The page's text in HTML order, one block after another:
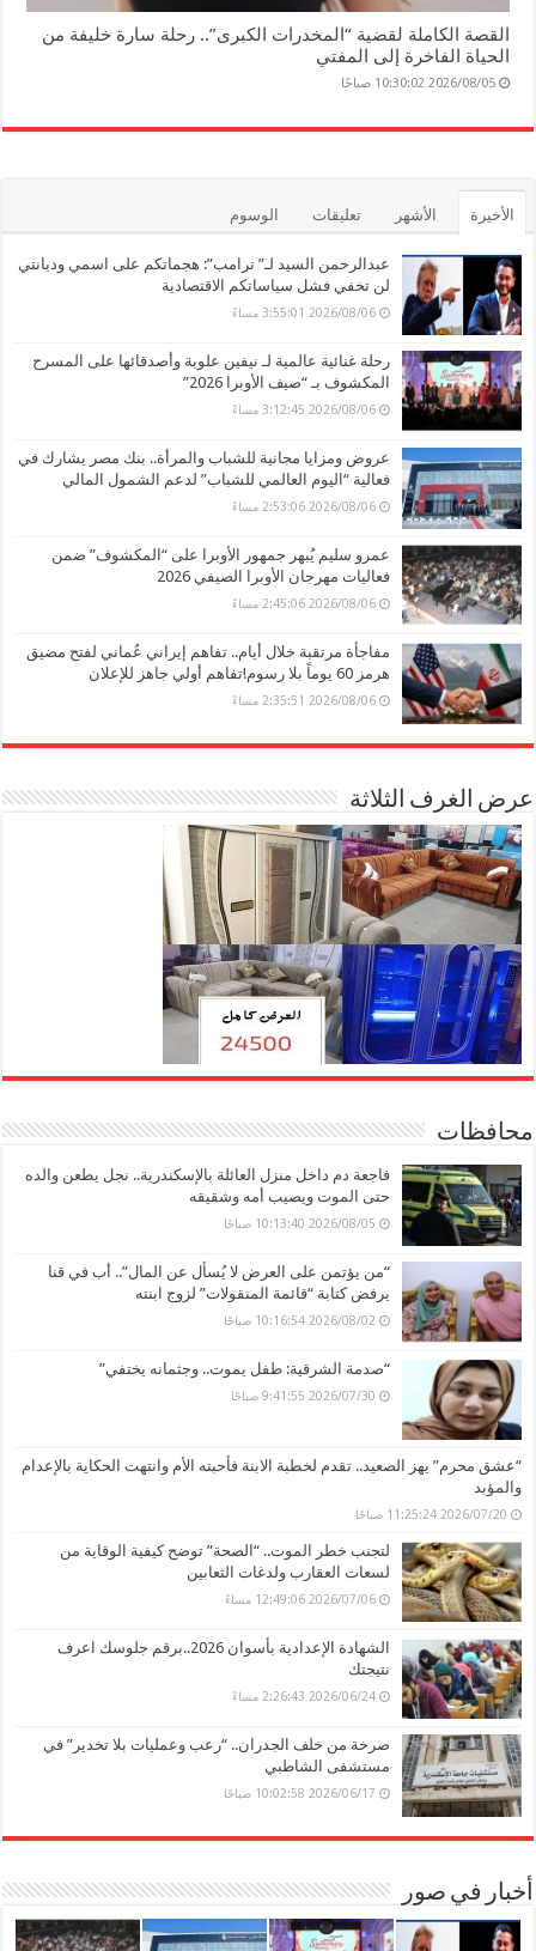
القصة الكاملة لقضية “المخدرات الكبرى”.. رحلة سارة خليفة من
الحياة الفاخرة إلى المفتي
2026/08/05 10:30:02 صباحًا
الأخيرة الأشهر تعليقات الوسوم
عبدالرحمن السيد لـ” ترامب”: هجماتكم على اسمي وديانتي
لن تخفي فشل سياساتكم الاقتصادية
2026/08/06 3:55:01 مساءً
رحلة غنائية عالمية لـ نيفين علوبة وأصدقائها على المسرح
المكشوف بـ “صيف الأوبرا 2026”
2026/08/06 3:12:45 مساءً
عروض ومزايا مجانية للشباب والمرأة.. بنك مصر يشارك في
فعالية “اليوم العالمي للشباب” لدعم الشمول المالي
2026/08/06 2:53:06 مساءً
عمرو سليم يُبهر جمهور الأوبرا على “المكشوف” ضمن
فعاليات مهرجان الأوبرا الصيفي 2026
2026/08/06 2:45:06 مساءً
مفاجأة مرتقبة خلال أيام.. تفاهم إيراني عُماني لفتح مضيق
هرمز 60 يوماً بلا رسوم!تفاهم أولي جاهز للإعلان
2026/08/06 2:35:51 مساءً
عرض الغرف الثلاثة
محافظات
فاجعة دم داخل منزل العائلة بالإسكندرية.. نجل يطعن والده
حتى الموت ويصيب أمه وشقيقه
2026/08/05 10:13:40 صباحًا
“من يؤتمن على العرض لا يُسأل عن المال”.. أب في قنا
يرفض كتابة “قائمة المنقولات” لزوج ابنته
2026/08/02 10:16:54 صباحًا
“صدمة الشرقية: طفل يموت.. وجثمانه يختفي”
2026/07/30 9:41:55 صباحًا
“عشق محرم” يهز الصعيد.. تقدم لخطبة الابنة فأحبته الأم وانتهت الحكاية بالإعدام
والمؤبد
2026/07/20 11:25:24 صباحًا
لتجنب خطر الموت.. “الصحة” توضح كيفية الوقاية من
لسعات العقارب ولدغات الثعابين
2026/07/06 12:49:06 مساءً
الشهادة الإعدادية بأسوان 2026..برقم جلوسك اعرف
نتيجتك
2026/06/24 2:26:43 مساءً
صرخة من خلف الجدران.. “رعب وعمليات بلا تخدير” في
مستشفى الشاطبي
2026/06/17 10:02:58 صباحًا
أخبار في صور